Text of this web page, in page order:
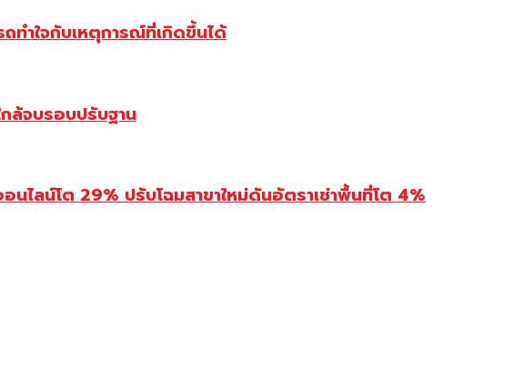
ทำใจกับเหตุการณ์ที่เกิดขึ้นได้
ล้จบรอบปรับฐาน
ลน์โต 29% ปรับโฉมสาขาใหม่ดันอัตราเช่าพื้นที่โต 4%